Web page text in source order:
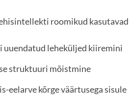
roomikud kasutavad
uuendatud leheküljed kiiremini
struktuuri mõistmine
eelarve kõrge väärtusega sisule